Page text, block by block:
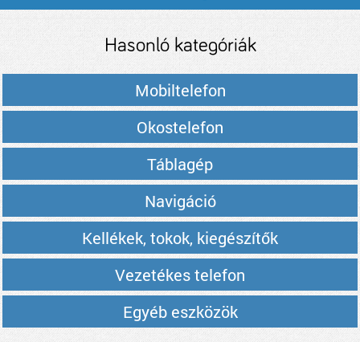
árak
Hasonló kategóriák
Mobiltelefon
Okostelefon
Táblagép
Navigáció
Kellékek, tokok, kiegészítők
Vezetékes telefon
Egyéb eszközök